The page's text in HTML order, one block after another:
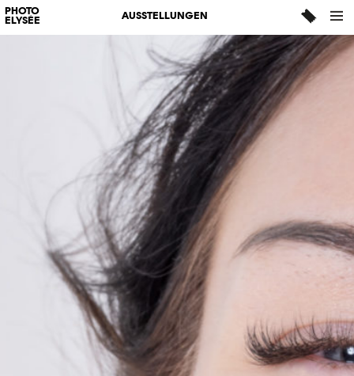
PHOTO
ELYSÉE
AUSSTELLUNGEN